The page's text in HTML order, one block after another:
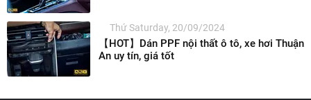
Thứ Saturday, 20/09/2024
【HOT】Dán PPF nội thất ô tô, xe hơi Thuận
An uy tín, giá tốt